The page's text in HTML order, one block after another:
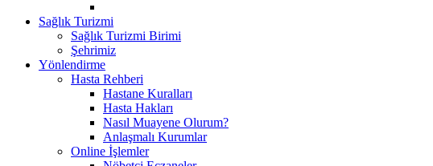
Sağlık Turizmi
Sağlık Turizmi Birimi
Şehrimiz
Yönlendirme
Hasta Rehberi
Hastane Kuralları
Hasta Hakları
Nasıl Muayene Olurum?
Anlaşmalı Kurumlar
Online İşlemler